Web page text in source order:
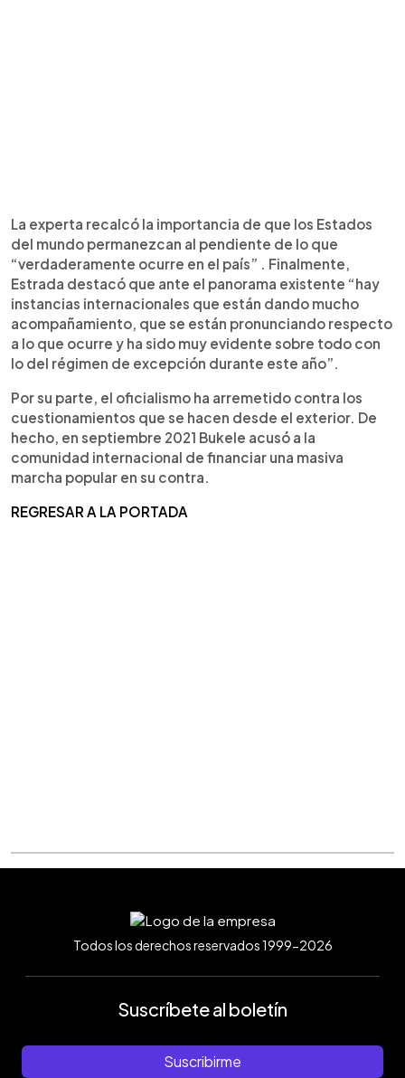
La experta recalcó la importancia de que los Estados
del mundo permanezcan al pendiente de lo que
“verdaderamente ocurre en el país” . Finalmente,
Estrada destacó que ante el panorama existente “hay
instancias internacionales que están dando mucho
acompañamiento, que se están pronunciando respecto
a lo que ocurre y ha sido muy evidente sobre todo con
lo del régimen de excepción durante este año”.
Por su parte, el oficialismo ha arremetido contra los
cuestionamientos que se hacen desde el exterior. De
hecho, en septiembre 2021 Bukele acusó a la
comunidad internacional de financiar una masiva
marcha popular en su contra.
REGRESAR A LA PORTADA
Todos los derechos reservados 1999-2026
Suscríbete al boletín
Suscribirme